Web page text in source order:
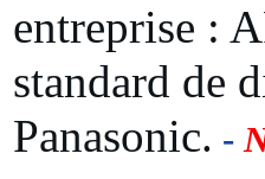
entreprise :
standard de
Panasonic. -